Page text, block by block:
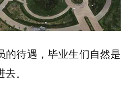
的待遇，毕业生们自然是
。